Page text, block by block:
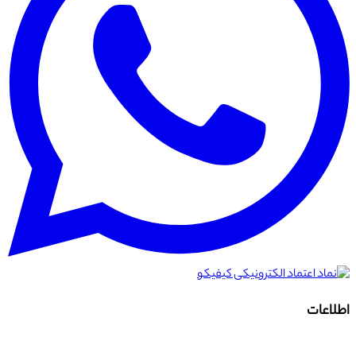
اطلاعات